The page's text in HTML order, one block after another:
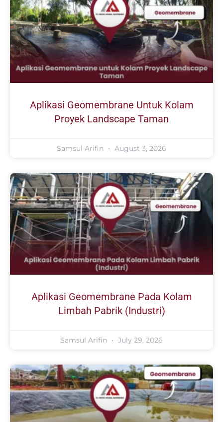
Aplikasi Geomembrane Untuk Kolam
Proyek Landscape Taman
Samsul Arifin August 3, 2026
Aplikasi Geomembrane Pada Kolam
Limbah Pabrik (Industri)
Samsul Arifin July 29, 2026